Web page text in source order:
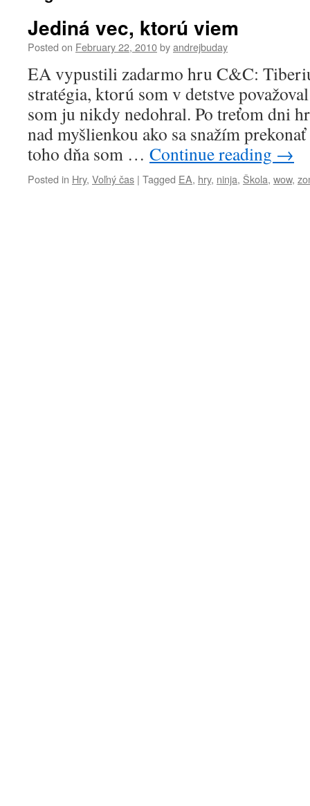
Jediná vec, ktorú viem
Posted on February 22, 2010byandrejbuday
EA vypustili zadarmo hru C&C:
stratégia, ktorú som v detstve
som ju nikdy nedohral. Po treťom dni
nad myšlienkou ako sa snažím
toho dňa som … Continue reading →
Posted in Hry, Voľný čas | Tagged EA, hry, ninja, Škola, wow,